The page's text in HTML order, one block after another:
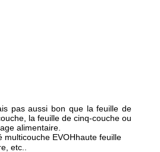
pas aussi bon que la feuille de
la feuille de cinq-couche ou
alimentaire.
multicouche EVOHhaute feuille
, etc.